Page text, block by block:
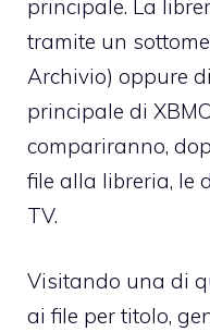
principale. La
tramite un
Archivio) oppure
principale di
compariranno,
file alla libreria, le
TV.
Visitando una di
ai file per titolo,